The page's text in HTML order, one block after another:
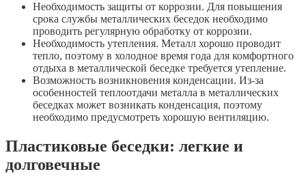
Необходимость защиты от коррозии. Для повышения
срока службы металлических беседок необходимо
проводить регулярную обработку от коррозии.
Необходимость утепления. Металл хорошо проводит
тепло, поэтому в холодное время года для комфортного
отдыха в металлической беседке требуется утепление.
Возможность возникновения конденсации. Из-за
особенностей теплоотдачи металла в металлических
беседках может возникать конденсация, поэтому
необходимо предусмотреть хорошую вентиляцию.
Пластиковые беседки: легкие и
долговечные